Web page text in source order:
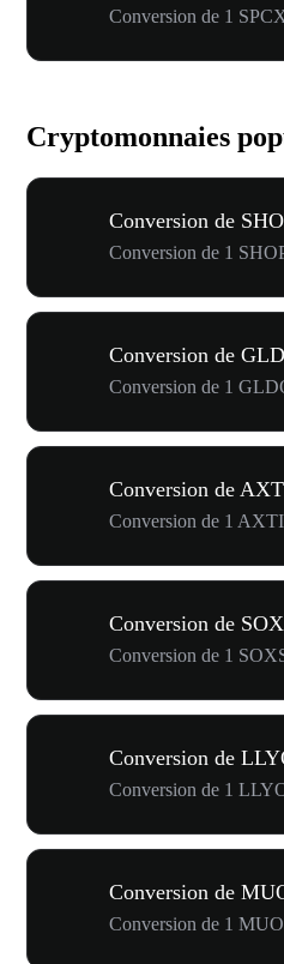
Conversion de 1
Cryptomonnaies
Conversion de
Conversion de 1
Conversion de
Conversion de 1
Conversion de
Conversion de 1
Conversion de
Conversion de 1
Conversion de
Conversion de 1
Conversion de
Conversion de 1